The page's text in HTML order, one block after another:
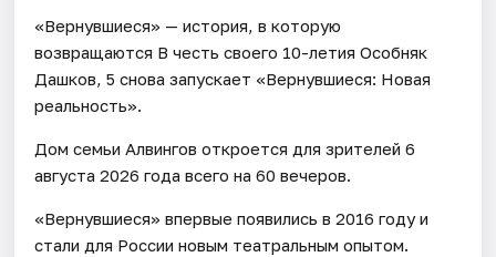
«Вернувшиеся» — история, в которую
возвращаются В честь своего 10-летия Особняк
Дашков, 5 снова запускает «Вернувшиеся: Новая
реальность».
Дом семьи Алвингов откроется для зрителей 6
августа 2026 года всего на 60 вечеров.
«Вернувшиеся» впервые появились в 2016 году и
стали для России новым театральным опытом.